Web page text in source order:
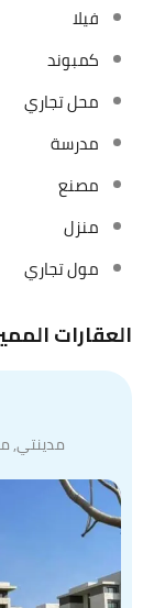
فيلا
كمبوند
محل تجاري
مدرسة
مصنع
منزل
مول تجاري
العقارات
مدينتي,